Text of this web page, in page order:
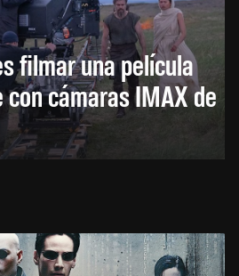
filmar una película
cámaras IMAX de